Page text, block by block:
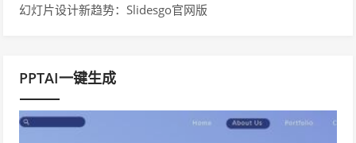
幻灯片设计新趋势：Slidesgo官网版
PPTAI一键生成